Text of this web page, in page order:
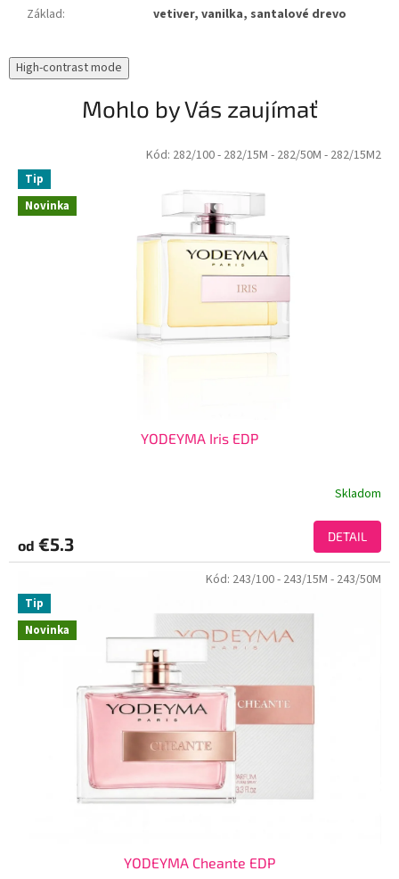
Základ: vetiver, vanilka, santalové drevo
High-contrast mode
Mohlo by Vás zaujímať
Novinka
Tip
YODEYMA Iris EDP
Skladom
od €5.3 DETAIL
Kód: 282/100- 282/15M - 282/50M - 282/15M2
Novinka
Tip
YODEYMA Cheante EDP
Kód: 243/100- 243/15M - 243/50M